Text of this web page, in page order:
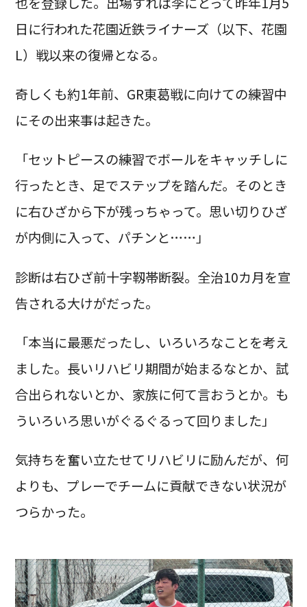
日に行われた花園近鉄ライナーズ（以下、花園
L）戦以来の復帰となる。
奇しくも約1年前、GR東葛戦に向けての練習中
にその出来事は起きた。
「セットピースの練習でボールをキャッチしに
行ったとき、足でステップを踏んだ。そのとき
に右ひざから下が残っちゃって。思い切りひざ
が内側に入って、パチンと……」
診断は右ひざ前十字靱帯断裂。全治10カ月を宣
告される大けがだった。
「本当に最悪だったし、いろいろなことを考え
ました。長いリハビリ期間が始まるなとか、試
合出られないとか、家族に何て言おうとか。も
ういろいろ思いがぐるぐるって回りました」
気持ちを奮い立たせてリハビリに励んだが、何
よりも、プレーでチームに貢献できない状況が
つらかった。